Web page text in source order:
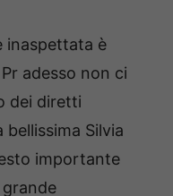
inaspettata è
adesso non ci
dei diretti
Silvia
importante